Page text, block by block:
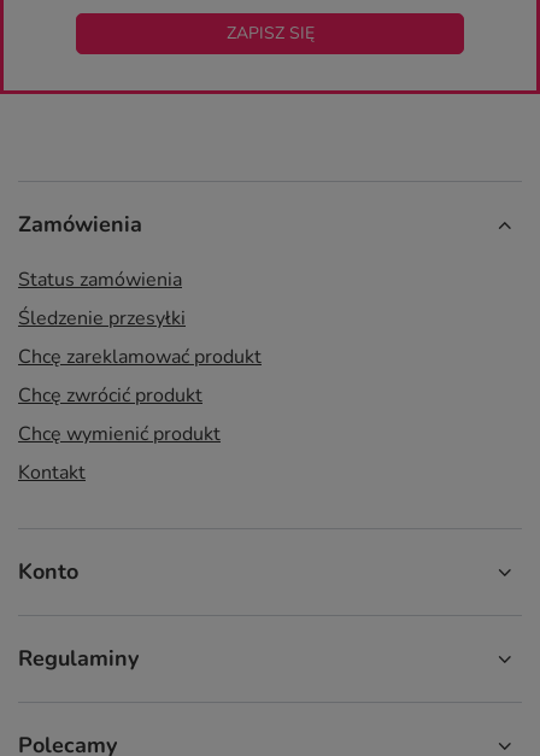
ZAPISZ SIĘ
Zamówienia
Status zamówienia
Śledzenie przesyłki
Chcę zareklamować produkt
Chcę zwrócić produkt
Chcę wymienić produkt
Kontakt
Konto
Regulaminy
Polecamy